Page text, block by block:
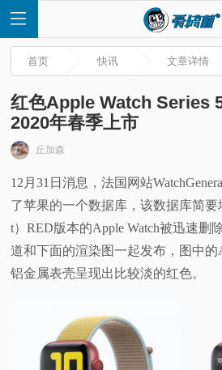
首
页
快
讯
首页 快讯 文章详情
红色Apple Watch Series
2020年春季上市
丘加森
12月31日消息，法国网站
了苹果的一个数据库，该数据库简要
t）RED版本的Apple Watch被迅速删
道和下面的渲染图一起发布，图中的
铝金属表壳呈现出比较淡的红色。